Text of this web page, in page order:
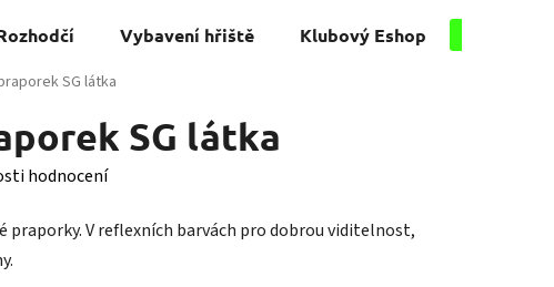
KOŠÍK
Vybavení hřiště Klubový Eshop
SG látka
SG látka
hodnocení
praporky. V reflexních barvách pro dobrou viditelnost,